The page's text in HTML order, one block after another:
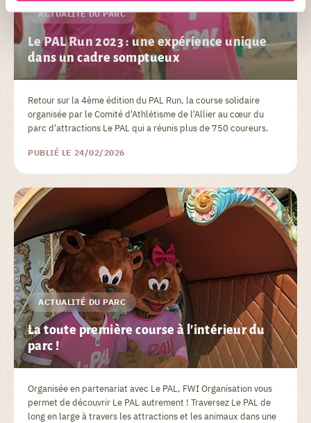
ACTUALITÉ DU PARC
Le PAL Run 2023 : une expérience unique
dans un cadre somptueux
Retour sur la 4ème édition du PAL Run, la course solidaire
organisée par le Comité d'Athlétisme de l'Allier au cœur du
parc d'attractions Le PAL qui a réunis plus de 750 coureurs.
PUBLIÉ LE 24/02/2026
ACTUALITÉ DU PARC
La toute première course à l'intérieur du
parc !
Organisée en partenariat avec Le PAL, FWI Organisation vous
permet de découvrir Le PAL autrement ! Traversez Le PAL de
long en large à travers les attractions et les animaux dans une